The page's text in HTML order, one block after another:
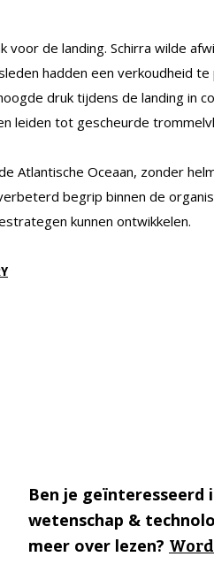
de landing. Schirra wilde
hadden een verkoudheid
druk tijdens de landing in
leiden tot gescheurde
Atlantische Oceaan, zonder
begrip binnen de
kunnen ontwikkelen.
Ben je geïnteresseerd
wetenschap &
meer over lezen?